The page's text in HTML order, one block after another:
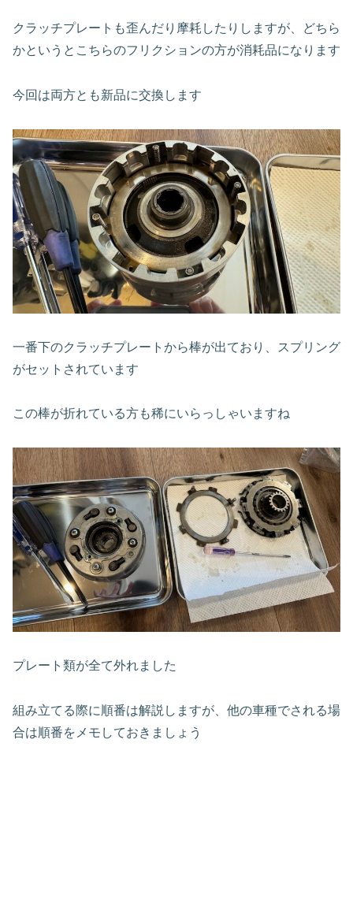
クラッチプレートも歪んだり摩耗したりしますが、どちら
かというとこちらのフリクションの方が消耗品になります
今回は両方とも新品に交換します
一番下のクラッチプレートから棒が出ており、スプリング
がセットされています
この棒が折れている方も稀にいらっしゃいますね
プレート類が全て外れました
組み立てる際に順番は解説しますが、他の車種でされる場
合は順番をメモしておきましょう